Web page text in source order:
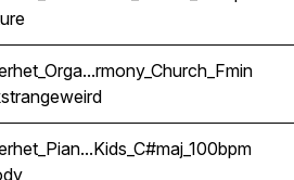
strangeweird